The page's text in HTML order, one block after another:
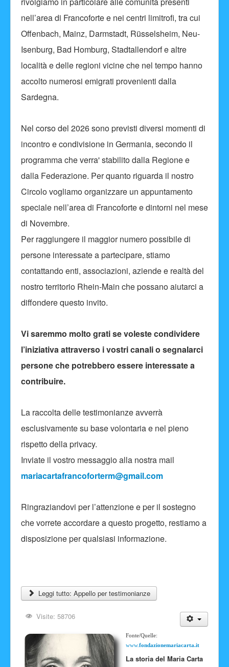
nell’area di Francoforte e nei centri limitrofi, tra cui
Offenbach, Mainz, Darmstadt, Rüsselsheim, Neu-
Isenburg, Bad Homburg, Stadtallendorf e altre
località e delle regioni vicine che nel tempo hanno
accolto numerosi emigrati provenienti dalla
Sardegna.
Nel corso del 2026 sono previsti diversi momenti di
incontro e condivisione in Germania, secondo il
programma che verra' stabilito dalla Regione e
dalla Federazione. Per quanto riguarda il nostro
Circolo vogliamo organizzare un appuntamento
speciale nell’area di Francoforte e dintorni nel mese
di Novembre.
Per raggiungere il maggior numero possibile di
persone interessate a partecipare, stiamo
contattando enti, associazioni, aziende e realtà del
nostro territorio Rhein-Main che possano aiutarci a
diffondere questo invito.
Vi saremmo molto grati se voleste condividere
l’iniziativa attraverso i vostri canali o segnalarci
persone che potrebbero essere interessate a
contribuire.
La raccolta delle testimonianze avverrà
esclusivamente su base volontaria e nel pieno
rispetto della privacy.
Inviate il vostro messaggio alla nostra mail
mariacartafrancoforterm@gmail.com
Ringraziandovi per l’attenzione e per il sostegno
che vorrete accordare a questo progetto, restiamo a
disposizione per qualsiasi informazione.
Leggi tutto: Appello per testimonianze
Visite: 58706
Fonte/Quelle:
www.fondazionemariacarta.it
La storia del Maria Carta